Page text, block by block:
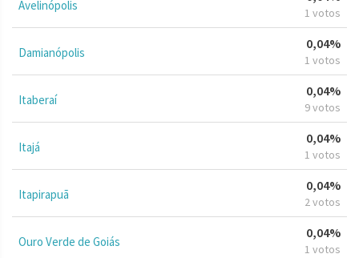
Avelinópolis 1 votos
Damianópolis
0,04%
1 votos
Itaberaí
0,04%
9 votos
Itajá
0,04%
1 votos
Itapirapuã
0,04%
2 votos
Ouro Verde de Goiás
0,04%
1 votos